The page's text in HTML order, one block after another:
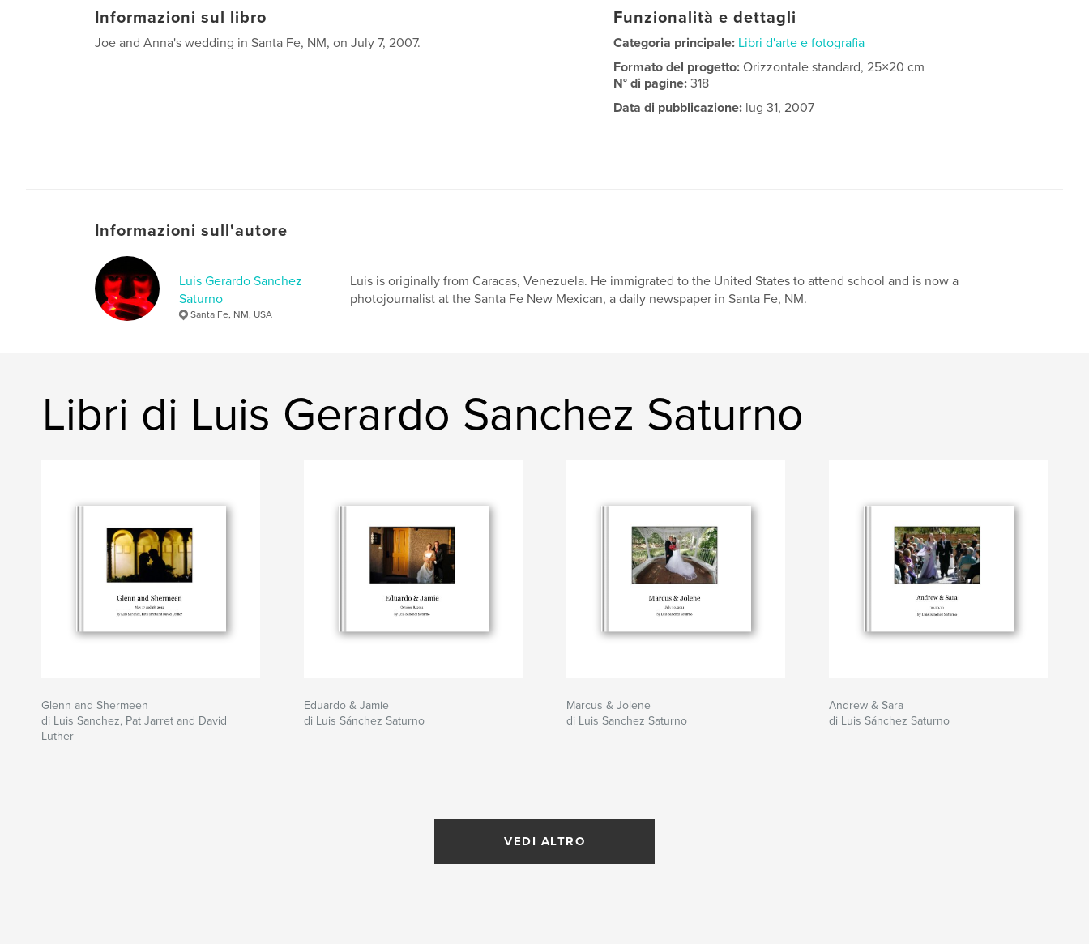
Informazioni sul libro
Joe and Anna's wedding in Santa Fe, NM, on July 7, 2007.
Funzionalità e dettagli
Categoria principale: Libri d'arte e fotografia
Formato del progetto:Orizzontale standard, 25×20 cm
N° di pagine:318
Data di pubblicazione: lug 31, 2007
Informazioni sull'autore
Luis Gerardo Sanchez
Saturno
Santa Fe, NM, USA
Luis is originally from Caracas, Venezuela. He immigrated to the United States to attend school and is now a
photojournalist at the Santa Fe New Mexican, a daily newspaper in Santa Fe, NM.
Libri di Luis Gerardo Sanchez Saturno
Glenn and Shermeen
di Luis Sanchez, Pat Jarret and David
Luther
Eduardo & Jamie
di Luis Sánchez Saturno
Marcus & Jolene
di Luis Sanchez Saturno
Andrew & Sara
di Luis Sánchez Saturno
VEDI ALTRO